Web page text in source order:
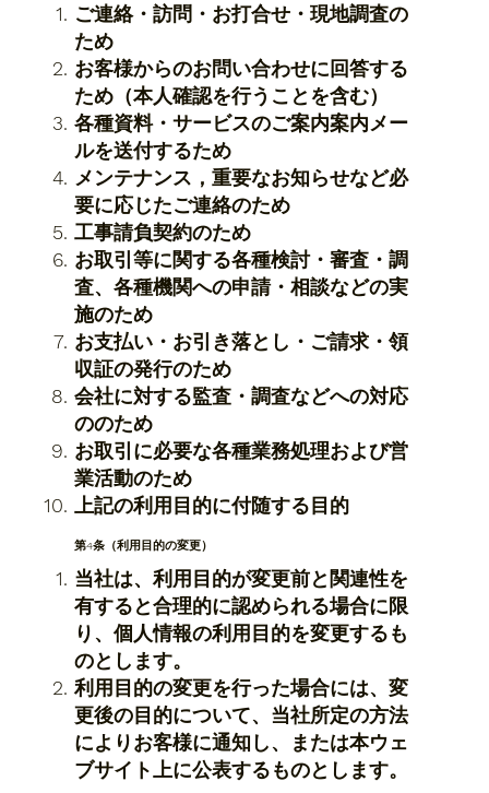
​ご連絡・訪問・お打合せ・現地調査の
ため
お客様からのお問い合わせに回答する
ため（本人確認を行うことを含む）
各種資料・サービスのご案内案内メー
ルを送付するため
メンテナンス，重要なお知らせなど必
要に応じたご連絡のため
工事請負契約のため
お取引等に関する各種検討・審査・調
査、各種機関への申請・相談などの実
施のため
お支払い・お引き落とし・ご請求・領
収証の発行のため
会社に対する監査・調査などへの対応
ののため
​お取引に必要な各種業務処理および営
業活動のため
上記の利用目的に付随する目的
第4条（利用目的の変更）
当社は、利用目的が変更前と関連性を
有すると合理的に認められる場合に限
り、個人情報の利用目的を変更するも
のとします。
利用目的の変更を行った場合には、変
更後の目的について、当社所定の方法
によりお客様に通知し、または​本ウェ
ブサイト上に公表するものとします。